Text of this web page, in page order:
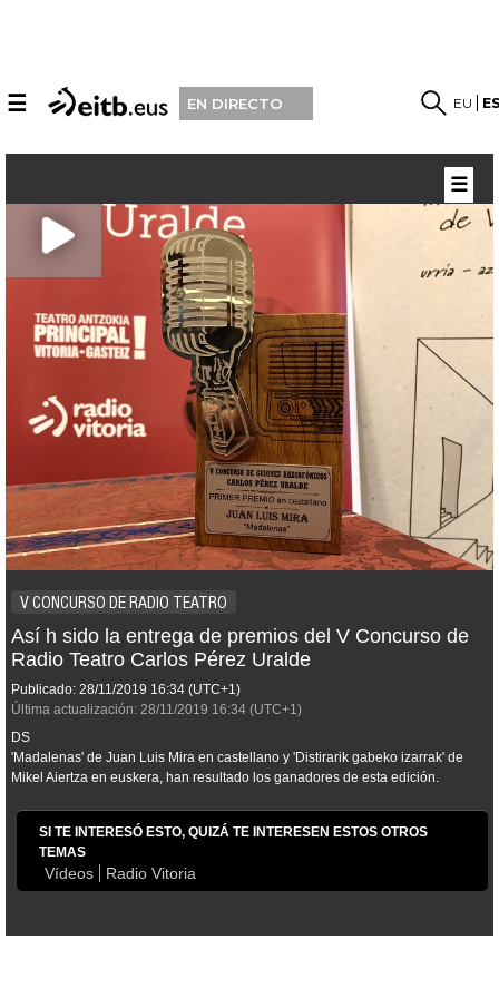
☰ EN DIRECTO EU
V CONCURSO DE RADIO TEATRO
Así h sido la entrega de premios del V Concurso de
Radio Teatro Carlos Pérez Uralde
Publicado: 28/11/2019 16:34 (UTC+1)
Última actualización: 28/11/2019 16:34 (UTC+1)
DS
'Madalenas' de Juan Luis Mira en castellano y 'Distirarik gabeko izarrak' de
Mikel Aiertza en euskera, han resultado los ganadores de esta edición.
SI TE INTERESÓ ESTO, QUIZÁ TE INTERESEN ESTOS OTROS
TEMAS
Vídeos Radio Vitoria
☰